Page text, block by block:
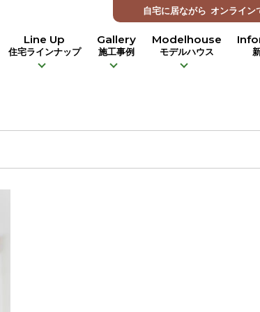
自宅に居ながら オンライン
Line Up
住宅ラインナップ
Gallery
施工事例
Modelhouse
モデルハウス